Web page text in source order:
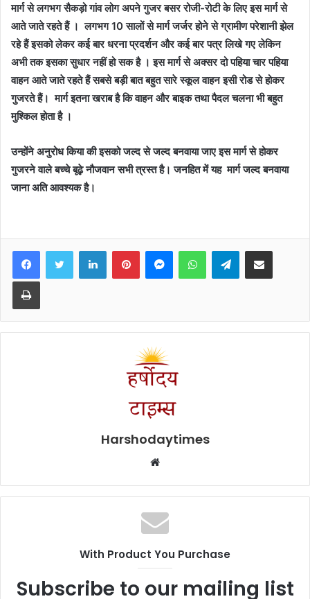
मार्ग से लगभग सैकड़ो गांव लोग अपने गुजर बसर रोजी-रोटी के लिए इस मार्ग से
आते जाते रहते हैं । लगभग 10 सालों से मार्ग जर्जर होने से ग्रामीण परेशानी झेल
रहे हैं इसको लेकर कई बार धरना प्रदर्शन और कई बार पत्र लिखे गए लेकिन
अभी तक इसका सुधार नहीं हो सक है । इस मार्ग से अक्सर दो पहिया चार पहिया
वाहन आते जाते रहते हैं सबसे बड़ी बात बहुत सारे स्कूल वाहन इसी रोड से होकर
गुजरते हैं। मार्ग इतना खराब है कि वाहन और बाइक तथा पैदल चलना भी बहुत
मुश्किल होता है ।
उन्होंने अनुरोध किया की इसको जल्द से जल्द बनवाया जाए इस मार्ग से होकर
गुजरने वाले बच्चे बूढ़े नौजवान सभी त्रस्त है। जनहित में यह मार्ग जल्द बनवाया
जाना अति आवश्यक है।
FacebookTwitter LinkedInPinterestMessengerWhatsAppTelegramShare via Email
Print
Harshodaytimes
Website
With Product You Purchase
Subscribe to our mailing list